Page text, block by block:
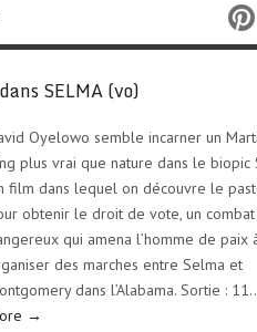
SELMA (vo)
Oyelowo semble incarner un
plus vrai que nature dans le biopic
film dans lequel on découvre le
obtenir le droit de vote, un combat
qui amena l’homme de paix
des marches entre Selma et
dans l’Alabama. Sortie :
→